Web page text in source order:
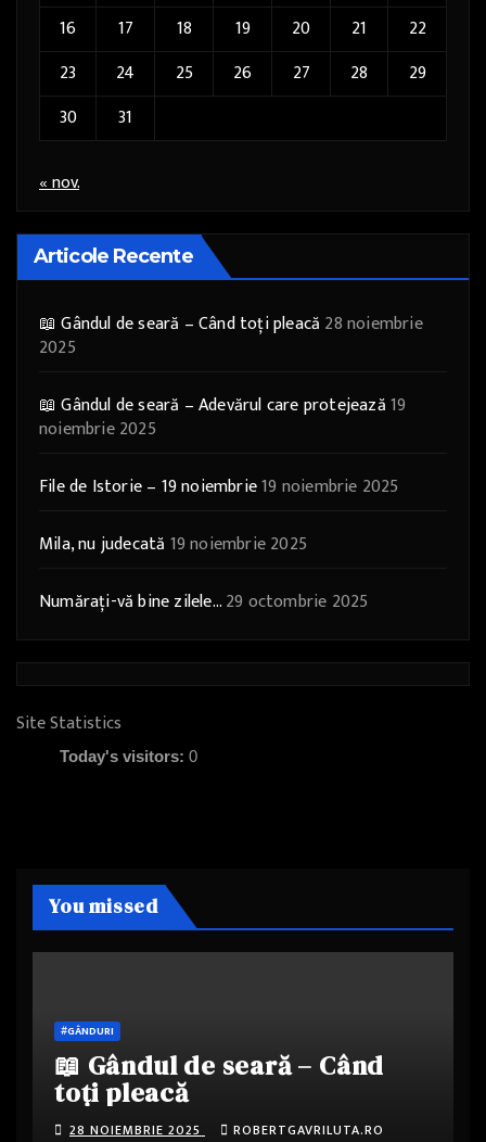
16 17 18 19 20 21
22
23
24 25 26 27 28
29
30
31
« nov.
Articole Recente
📖 Gândul de seară – Când toți pleacă 28 noiembrie
2025
📖 Gândul de seară – Adevărul care protejează19
noiembrie 2025
File de Istorie – 19 noiembrie19 noiembrie 2025
Mila, nu judecată 19 noiembrie 2025
Numărați-vă bine zilele…29 octombrie 2025
Site Statistics
Today's visitors: 0
You missed
#GÂNDURI
📖 Gândul de seară – Când
toți pleacă
28 NOIEMBRIE 2025 ROBERTGAVRILUTA.RO